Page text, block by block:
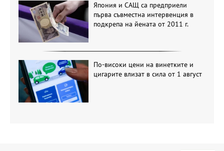
Япония и САЩ са предприели
първа съвместна интервенция в
подкрепа на йената от 2011 г.
По-високи цени на винетките и
цигарите влизат в сила от 1 август